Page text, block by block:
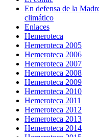
En defensa de la
climático
Enlaces
Hemeroteca
Hemeroteca 2005
Hemeroteca 2006
Hemeroteca 2007
Hemeroteca 2008
Hemeroteca 2009
Hemeroteca 2010
Hemeroteca 2011
Hemeroteca 2012
Hemeroteca 2013
Hemeroteca 2014